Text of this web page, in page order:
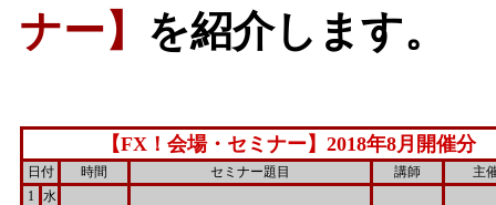
ナー】 を紹介します。
【FX！会場・セミナー】2018年8月開催分
日付 時間 セミナー題目 講師
主
1
水